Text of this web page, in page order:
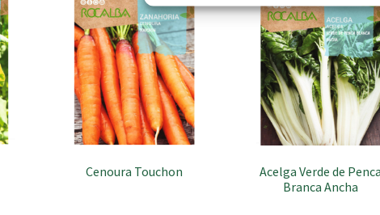
Cenoura Touchon
Acelga Verde de Penca
Branca Ancha